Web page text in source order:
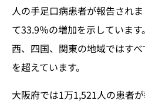
人の手足口病患者が報告され
て33.9％の増加を示していま
西、四国、関東の地域ではす
を超えています。
大阪府では1万1,521人の患者